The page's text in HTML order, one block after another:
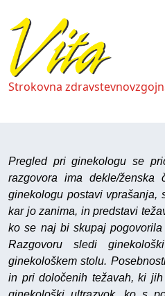
Strokovna
Pregled pri ginekologu se
razgovora ima dekle/
ginekologu postavi vprašanja,
kar jo zanima, in predstavi
ko se naj bi skupaj
Razgovoru sledi
ginekološkem stolu.
in pri določenih težavah, ki